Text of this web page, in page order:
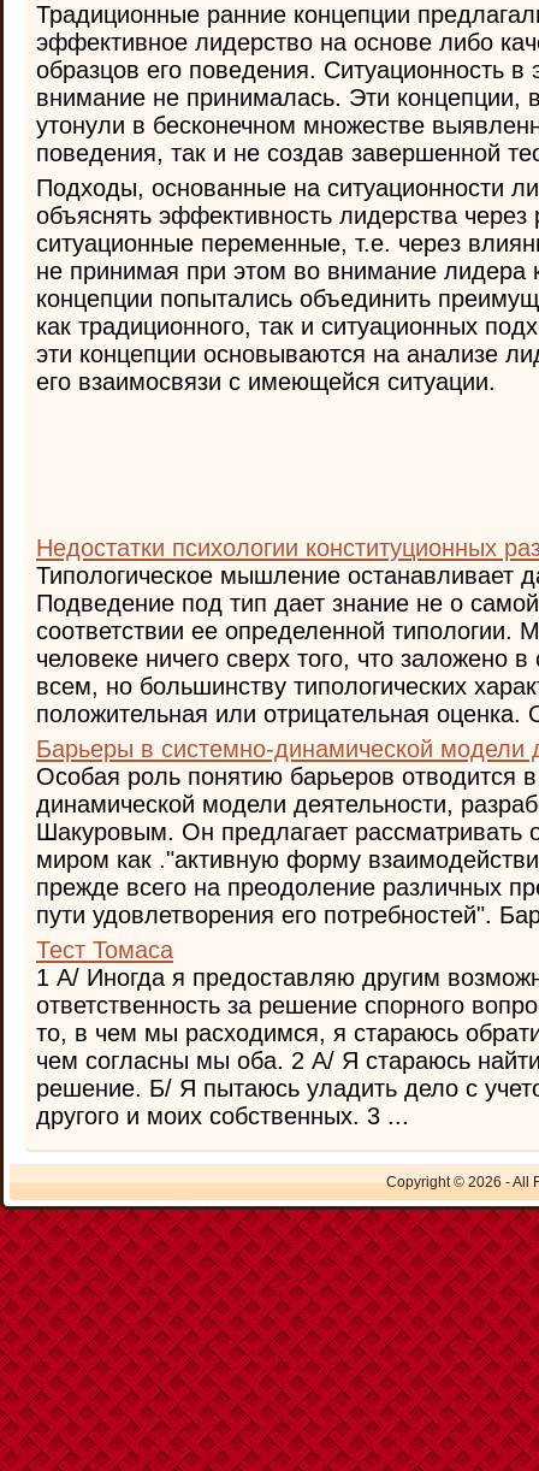
Традиционные ранние концепции
эффективное лидерство на основе либо
образцов его поведения. Ситуационность в
внимание не принималась. Эти концепции,
утонули в бесконечном множестве
поведения, так и не создав завершенной
Подходы, основанные на ситуационности
объяснять эффективность лидерства через
ситуационные переменные, т.е. через
не принимая при этом во внимание лидера
концепции попытались объединить
как традиционного, так и ситуационных
эти концепции основываются на анализе
его взаимосвязи с имеющейся ситуации.
Недостатки психологии конституционных
Типологическое мышление останавливает
Подведение под тип дает знание не о
соответствии ее определенной типологии.
человеке ничего сверх того, что заложено
всем, но большинству типологических
положительная или отрицательная оценка.
Барьеры в системно-динамической модели
Особая роль понятию барьеров отводится
динамической модели деятельности,
Шакуровым. Он предлагает рассматривать
миром как ."активную форму
прежде всего на преодоление различных
пути удовлетворения его потребностей".
Тест Томаса
1 А/ Иногда я предоставляю другим
ответственность за решение спорного
то, в чем мы расходимся, я стараюсь
чем согласны мы оба. 2 А/ Я стараюсь
решение. Б/ Я пытаюсь уладить дело с
другого и моих собственных. 3 ...
Copyright © 2026 - All